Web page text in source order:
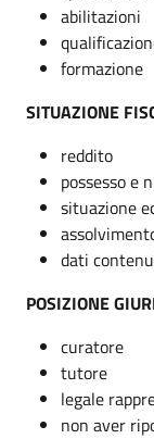
abilitazioni
formazione
SITUAZIONE
reddito
possesso e
situazione
dati
POSIZIONE
curatore
tutore
legale
non aver